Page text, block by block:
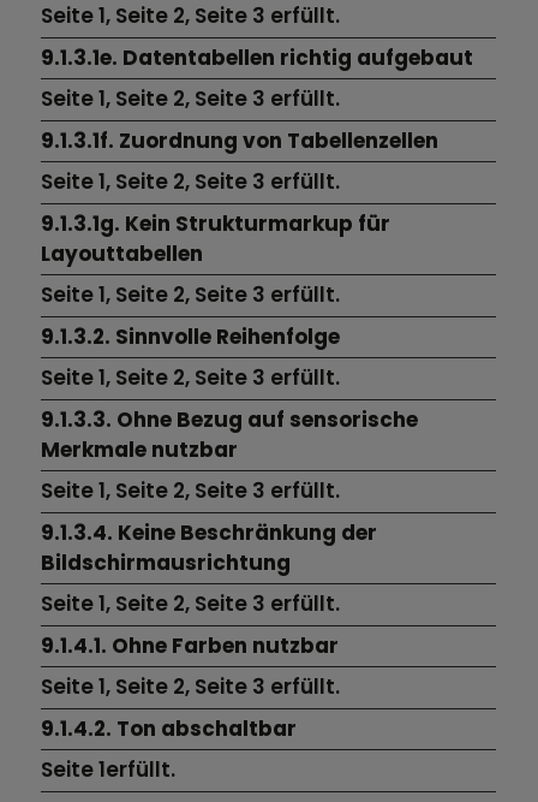
Seite 1, Seite 2, Seite 3 erfüllt.
9.1.3.1e. Datentabellen richtig aufgebaut
Seite 1, Seite 2, Seite 3 erfüllt.
9.1.3.1f. Zuordnung von Tabellenzellen
Seite 1, Seite 2, Seite 3 erfüllt.
9.1.3.1g. Kein Strukturmarkup für
Layouttabellen
Seite 1, Seite 2, Seite 3 erfüllt.
9.1.3.2. Sinnvolle Reihenfolge
Seite 1, Seite 2, Seite 3 erfüllt.
9.1.3.3. Ohne Bezug auf sensorische
Merkmale nutzbar
Seite 1, Seite 2, Seite 3 erfüllt.
9.1.3.4. Keine Beschränkung der
Bildschirmausrichtung
Seite 1, Seite 2, Seite 3 erfüllt.
9.1.4.1. Ohne Farben nutzbar
Seite 1, Seite 2, Seite 3 erfüllt.
9.1.4.2. Ton abschaltbar
Seite 1erfüllt.